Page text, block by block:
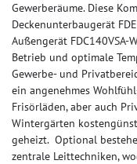
Gewerberäume. Diese
Deckenunterbaugerät
Außengerät
Betrieb und optimale
Gewerbe- und
ein angenehmes
Frisörläden, aber auch
Wintergärten
geheizt. Optional
zentrale Leittechniken,